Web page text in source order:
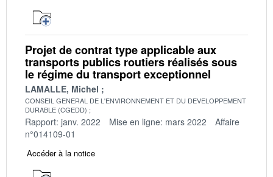
Projet de contrat type applicable aux
transports publics routiers réalisés sous
le régime du transport exceptionnel
LAMALLE, Michel
CONSEIL GENERAL DE L'ENVIRONNEMENT ET DU DEVELOPPEMENT
DURABLE (CGEDD)
Rapport: janv. 2022 Mise en ligne: mars 2022
Affaire
n°014109-01
Accéder à la notice